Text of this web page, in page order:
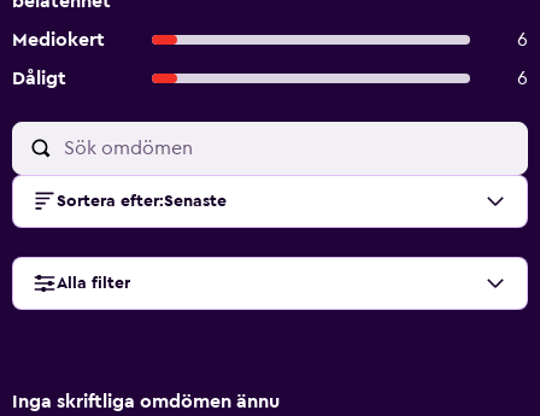
Mediokert
6
Dåligt
6
Sortera efter:Senaste
Alla filter
Inga skriftliga omdömen ännu